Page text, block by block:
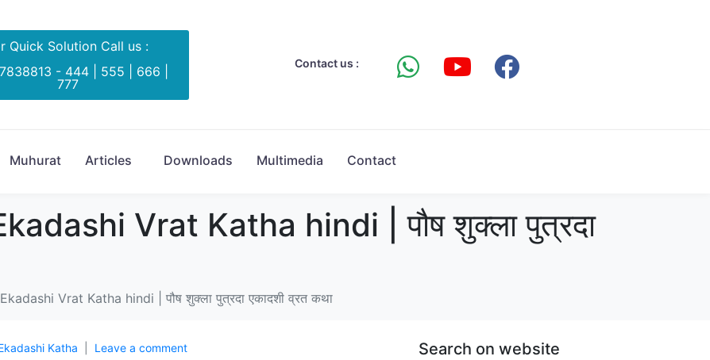
Quick Solution Call us :
- 444 | 555 | 666 |
777
Contact us :
Muhurat Articles Downloads Multimedia Contact
Vrat Katha hindi | पौष शुक्ला पुत्रदा
Vrat Katha hindi | पौष शुक्ला पुत्रदा एकादशी व्रत कथा
Katha Leave a comment Search on website